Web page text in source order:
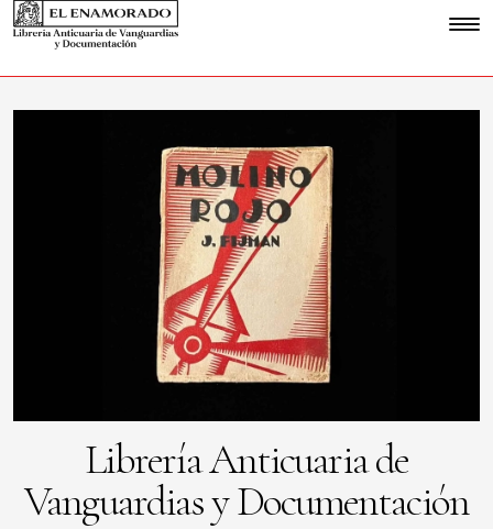
Librería Anticuaria de
Vanguardias y Documentación